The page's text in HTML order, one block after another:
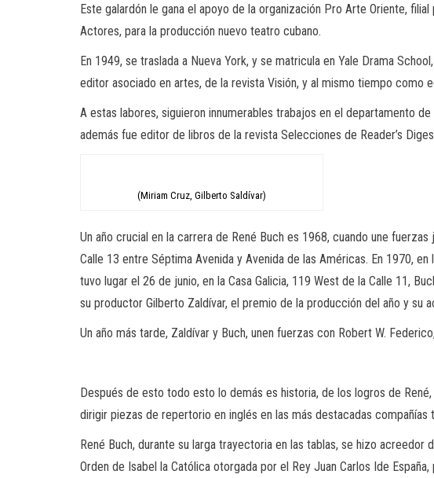
Este galardón le gana el apoyo de la organización Pro Arte Oriente,
Actores, para la producción nuevo teatro cubano.
En 1949, se traslada a Nueva York, y se matricula en Yale Drama School
editor asociado en artes, de la revista Visión, y al mismo tiempo como
A estas labores, siguieron innumerables trabajos en el departamento de
además fue editor de libros de la revista Selecciones de Reader’s
(Miriam Cruz, Gilberto Saldívar)
Un año crucial en la carrera de René Buch es 1968, cuando une fuerzas
Calle 13 entre Séptima Avenida y Avenida de las Américas. En 1970, en
tuvo lugar el 26 de junio, en la Casa Galicia, 119 West de la Calle 11,
su productor Gilberto Zaldívar, el premio de la producción del año y
Un año más tarde, Zaldívar y Buch, unen fuerzas con Robert W.
Después de esto todo esto lo demás es historia, de los logros de
dirigir piezas de repertorio en inglés en las más destacadas compañías
René Buch, durante su larga trayectoria en las tablas, se hizo acreedor
Orden de Isabel la Católica otorgada por el Rey Juan Carlos Ide